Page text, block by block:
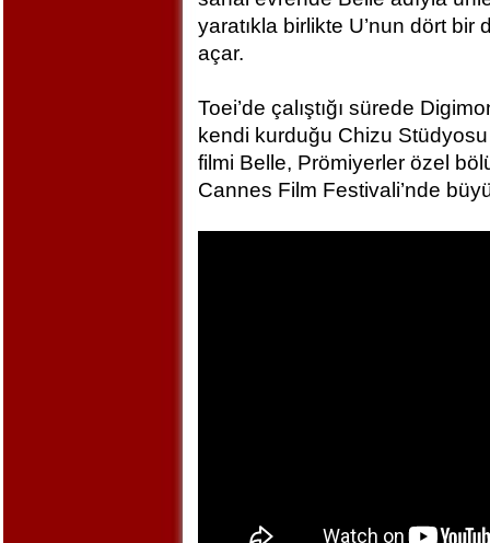
yaratıkla birlikte U’nun dört
açar.
Toei’de çalıştığı sürede
kendi kurduğu Chizu
filmi Belle, Prömiyerler özel
Cannes Film Festivali’nde